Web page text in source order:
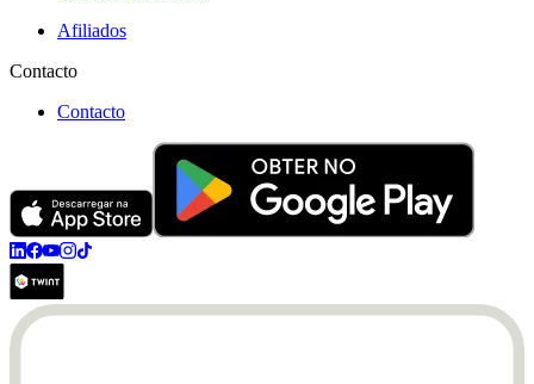
Afiliados
Contacto
Contacto